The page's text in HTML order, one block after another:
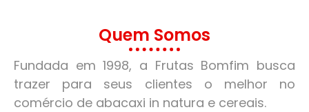
Quem Somos
Fundada em 1998, a Frutas Bomfim busca
trazer para seus clientes o melhor no
comércio de abacaxi in natura e cereais.